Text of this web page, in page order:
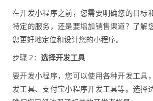
在开发小程序之前，您需要明确您的目标
特定的服务，还是要增加销售渠道？了解
您更好地定位和设计您的小程序。
步骤 2： 选择开发工具
要开发小程序，您可以使用各种开发工具
发工具、支付宝小程序开发工具等。选择